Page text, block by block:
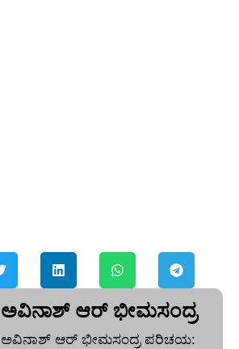
ಅವಿನಾಶ್‌ ಆರ್‌ ಭೀಮಸಂದ್ರ
ಅವಿನಾಶ್‌ ಆರ್‌ ಭೀಮಸಂದ್ರ ಪರಿಚಯ: